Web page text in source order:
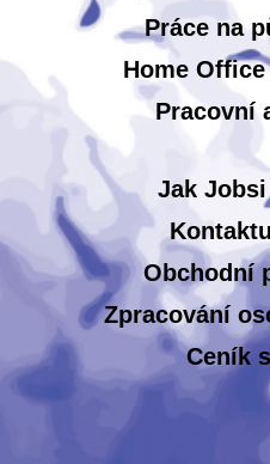
Práce na
Home
Pracovní
Jak
Obchodní
Zpracování
Ceník